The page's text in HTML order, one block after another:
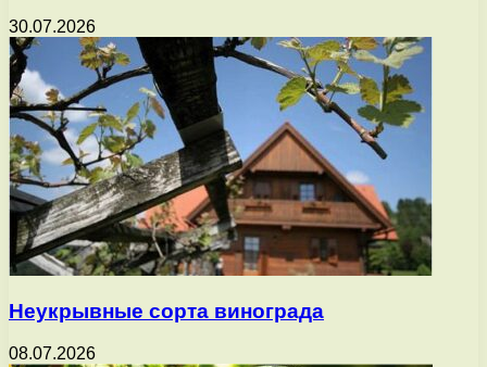
30.07.2026
Неукрывные сорта винограда
08.07.2026